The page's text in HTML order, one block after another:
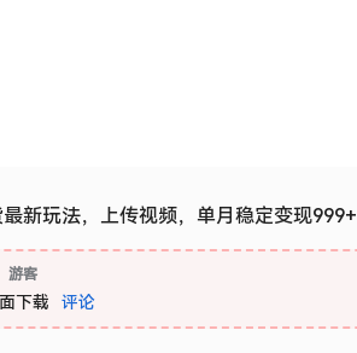
新玩法，上传视频，单月稳定变现999+
游客
下载 评论